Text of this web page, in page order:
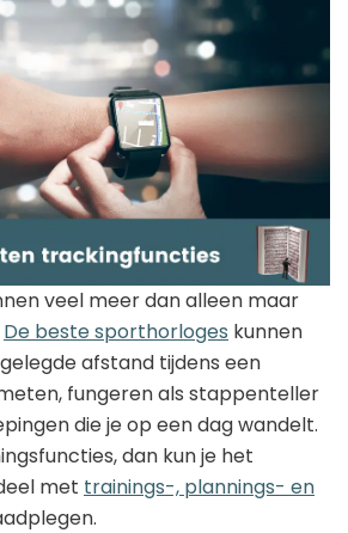
veel meer dan alleen maar
De beste sporthorloges kunnen
afstand tijdens een
fungeren als stappenteller
die je op een dag wandelt.
dan kun je het
met trainings-, plannings- en